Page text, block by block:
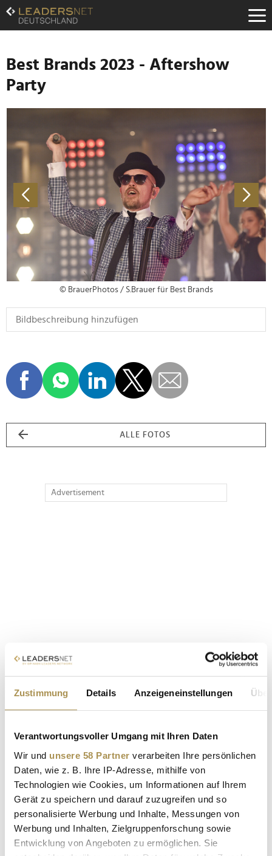
Zustimmung Details Anzeigeneinstellungen
Verantwortungsvoller Umgang mit Ihren Daten
Wir und unsere 58 Partner verarbeiten Ihre persönlichen
Daten, wie z. B. Ihre IP-Adresse, mithilfe von
Technologien wie Cookies, um Informationen auf Ihrem
Gerät zu speichern und darauf zuzugreifen und so
personalisierte Werbung und Inhalte, Messungen von
Werbung und Inhalten, Zielgruppenforschung sowie
Entwicklung von Angeboten zu ermöglichen. Sie
Zum
Inhalt
Zur
Navigation
Zur
Hauptnavigation
Best Brands 2023 - Aftershow
Party
© BrauerPhotos / S.Brauer für Best Brands
ALLE FOTOS
Advertisement